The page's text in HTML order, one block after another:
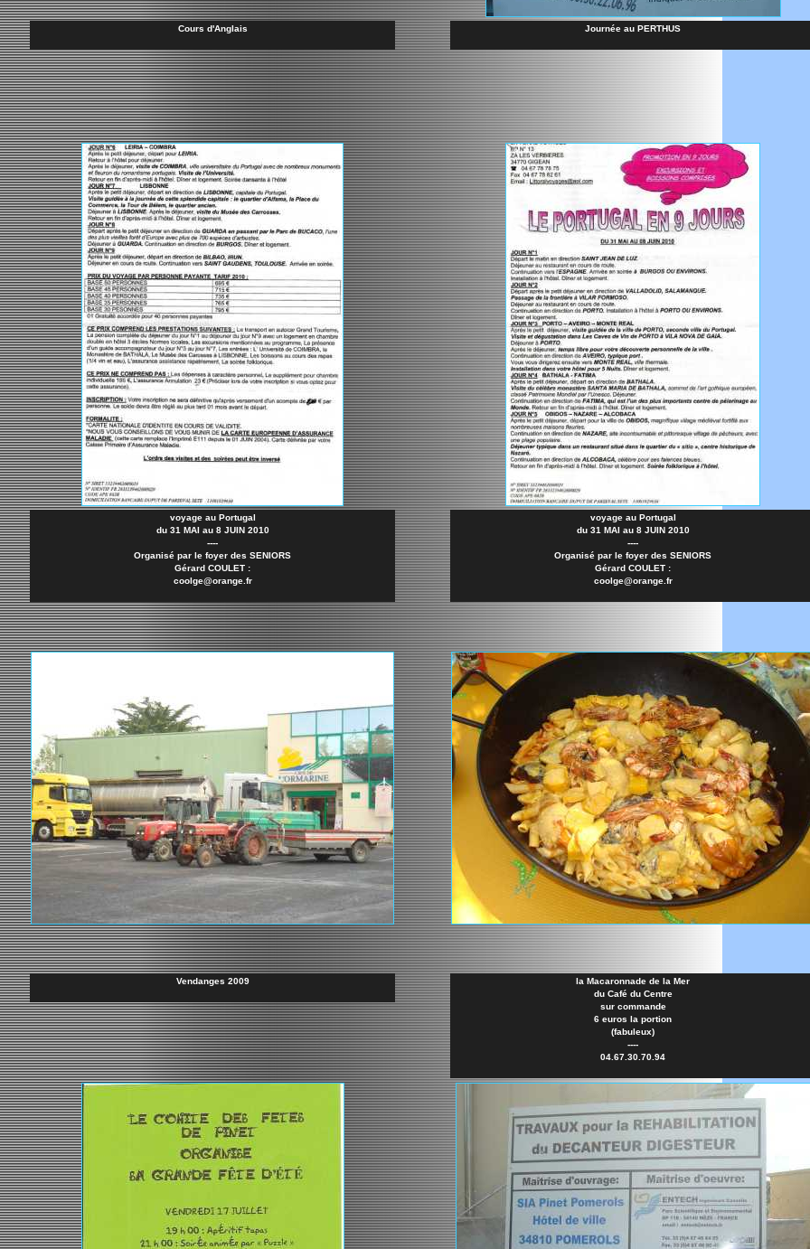
Cours d'Anglais Journée au PERTHUS
voyage au Portugal
du 31 MAI au 8 JUIN 2010
----
Organisé par le foyer des SENIORS
Gérard COULET :
coolge@orange.fr
voyage au Portugal
du 31 MAI au 8 JUIN 2010
----
Organisé par le foyer des SENIORS
Gérard COULET :
coolge@orange.fr
Vendanges 2009
la Macaronnade de la Mer
du Café du Centre
sur commande
6 euros la portion
(fabuleux)
----
04.67.30.70.94